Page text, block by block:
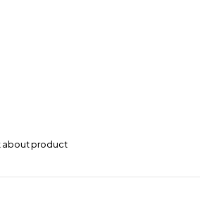
about product